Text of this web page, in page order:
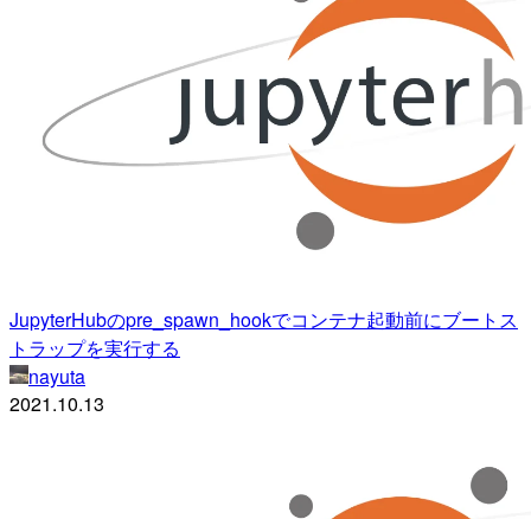
JupyterHubのpre_spawn_hookでコンテナ起動前にブートス
トラップを実行する
nayuta
2021.10.13